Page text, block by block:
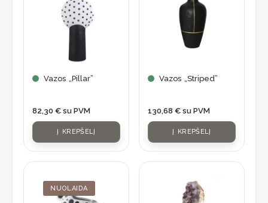
Vazos „Pillar”
82,30 € su PVM
Į KREPŠELĮ
Vazos „Striped”
130,68 € su PVM
Į KREPŠELĮ
NUOLAIDA
was:
56,90 €.
is: